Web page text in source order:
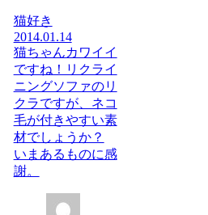
猫好き
2014.01.14
猫ちゃんカワイイ
ですね！リクライ
ニングソファのリ
クラですが、ネコ
毛が付きやすい素
材でしょうか？
いまあるものに感
謝。